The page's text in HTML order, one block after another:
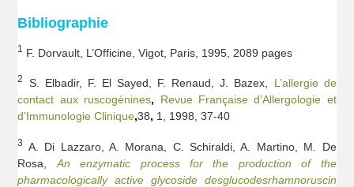
Bibliographie
1 F. Dorvault, L’Officine, Vigot, Paris, 1995, 2089 pages
2 S. Elbadir, F. El Sayed, F. Renaud, J. Bazex, L’allergie de
contact aux ruscogénines, Revue Française d’Allergologie et
d’Immunologie Clinique,38, 1, 1998, 37-40
3
A. Di Lazzaro, A. Morana, C. Schiraldi, A. Martino, M. De
Rosa, An enzymatic process for the production of the
pharmacologically active glycoside desglucodesrhamnoruscin